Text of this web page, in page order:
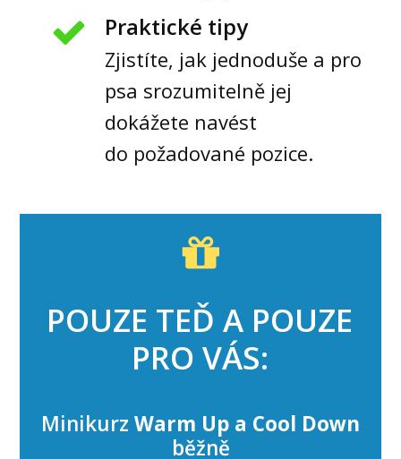
Praktické tipy
Zjistíte, jak jednoduše a pro
psa srozumitelně jej
dokážete navést
do požadované pozice.
POUZE TEĎ A POUZE
PRO VÁS:
Minikurz Warm Up a Cool Down
běžně